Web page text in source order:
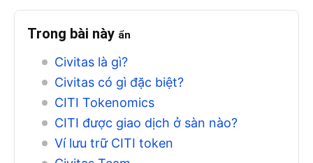
Trong bài này ẩn
Civitas là gì?
Civitas có gì đặc biệt?
CITI Tokenomics
CITI được giao dịch ở sàn nào?
Ví lưu trữ CITI token